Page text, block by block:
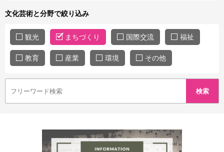
文化芸術と分野で絞り込み
観光 まちづくり 国際交流 福祉
教育 産業 環境 その他